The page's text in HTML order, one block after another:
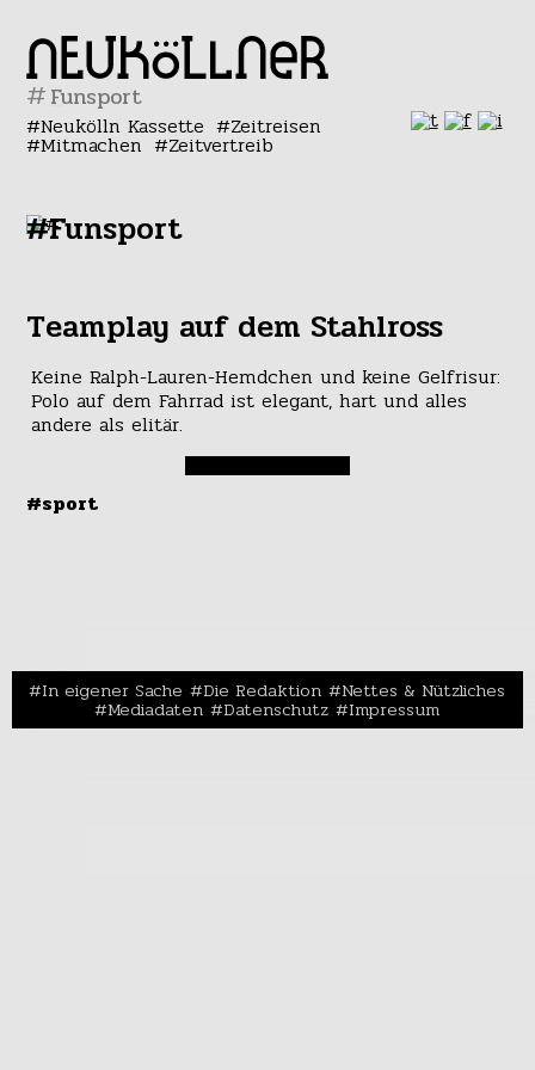
#
Neukölln Kassette Zeitreisen
Mitmachen Zeitvertreib
#Funsport
Teamplay auf dem Stahlross
Keine Ralph-Lauren-Hemdchen und keine Gelfrisur:
Polo auf dem Fahrrad ist elegant, hart und alles
andere als elitär.
#sport
In eigener Sache Die Redaktion Nettes & Nützliches
Mediadaten Datenschutz Impressum